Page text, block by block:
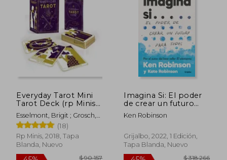
45%
dcto. $ 68.294
45%
dcto.
Everyday Tarot Mini
Tarot Deck (rp Minis)
(en Inglés)
Esselmont, Brigit ; Grosch,
Eleanor
(18)
Rp Minis, 2018, Tapa
Blanda, Nuevo
Imagina Si: El poder
de crear un futuro
para todos
Ken Robinson
Grijalbo, 2022, 1 Edición,
Tapa Blanda, Nuevo